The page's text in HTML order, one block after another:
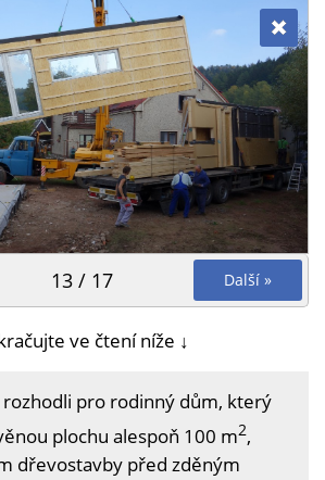
Další »
13 / 17
ve čtení níže ↓
rozhodli pro rodinný dům, který
plochu alespoň 100 m2,
dřevostavby před zděným